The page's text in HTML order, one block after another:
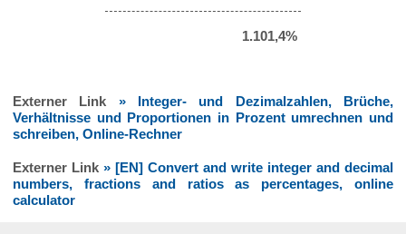
1.101,4%
Externer Link » Integer- und Dezimalzahlen, Brüche,
Verhältnisse und Proportionen in Prozent umrechnen und
schreiben, Online-Rechner
Externer Link » [EN] Convert and write integer and decimal
numbers, fractions and ratios as percentages, online
calculator